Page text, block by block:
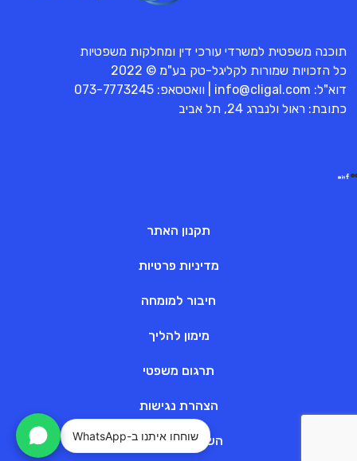
תוכנה משפטית למשרדי עורכי דין ומחלקות משפטיות
כל הזכויות שמורות לקליגל-טק בע"מ © 2022
דוא"ל: info@cligal.com | וואטסאפ: 073-7773245
כתובת: ראול ולנברג 24, תל אביב
תקנון האתר
מדיניות פרטיות
חיבור למומחה
מימון להליך
תרגום משפטי
הצהרת נגישות
השוואת מסלולים
שוחחו איתנו ב-WhatsApp